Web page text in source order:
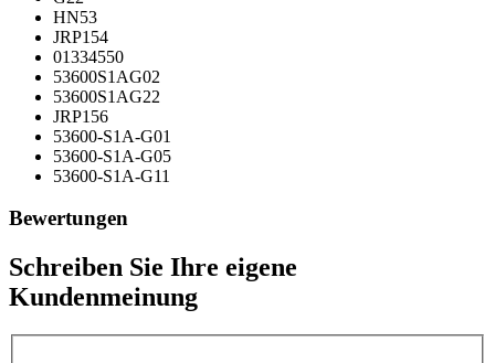
HN53
JRP154
01334550
53600S1AG02
53600S1AG22
JRP156
53600-S1A-G01
53600-S1A-G05
53600-S1A-G11
Bewertungen
Schreiben Sie Ihre eigene
Kundenmeinung